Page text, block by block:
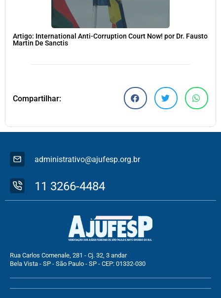
Artigo: International Anti-Corruption Court Now! por Dr. Fausto
Martin De Sanctis
Compartilhar:
administrativo@ajufesp.org.br
11 3266-4484
Rua Carlos Comenale, 281 - Cj. 32, 3 andar
Bela Vista - SP - São Paulo - SP - CEP: 01332-030